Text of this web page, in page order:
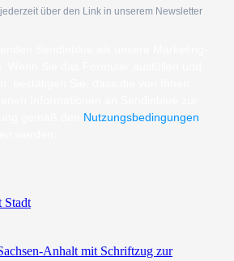
über den Link in unserem Newsletter
Nutzungsbedingungen